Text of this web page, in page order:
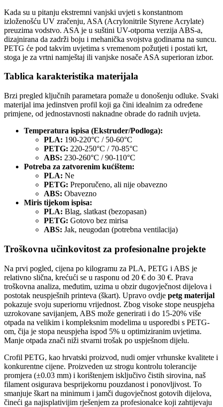
Kada su u pitanju ekstremni vanjski uvjeti s konstantnom
izloženošću UV zračenju, ASA (Acrylonitrile Styrene Acrylate)
preuzima vodstvo. ASA je u suštini UV-otporna verzija ABS-a,
dizajnirana da zadrži boju i mehanička svojstva godinama na suncu.
PETG će pod takvim uvjetima s vremenom požutjeti i postati krt,
stoga je za vrtni namještaj ili vanjske nosače ASA superioran izbor.
Tablica karakteristika materijala
Brzi pregled ključnih parametara pomaže u donošenju odluke. Svaki
materijal ima jedinstven profil koji ga čini idealnim za određene
primjene, od jednostavnosti naknadne obrade do radnih uvjeta.
Temperatura ispisa (Ekstruder/Podloga):
PLA: 190-220°C / 50-60°C
PETG: 220-250°C / 70-85°C
ABS: 230-260°C / 90-110°C
Potreba za zatvorenim kućištem:
PLA: Ne
PETG: Preporučeno, ali nije obavezno
ABS: Obavezno
Miris tijekom ispisa:
PLA: Blag, slatkast (bezopasan)
PETG: Gotovo bez mirisa
ABS: Jak, neugodan (potrebna ventilacija)
Troškovna učinkovitost za profesionalne projekte
Na prvi pogled, cijena po kilogramu za PLA, PETG i ABS je
relativno slična, krećući se u rasponu od 20 € do 30 €. Prava
troškovna analiza, međutim, uzima u obzir dugovječnost dijelova i
postotak neuspješnih printeva (škart). Upravo ovdje petg materijal
pokazuje svoju superiornu vrijednost. Zbog visoke stope neuspjeha
uzrokovane savijanjem, ABS može generirati i do 15-20% više
otpada na velikim i kompleksnim modelima u usporedbi s PETG-
om, čija je stopa neuspjeha ispod 5% u optimiziranim uvjetima.
Manje otpada znači niži stvarni trošak po uspješnom dijelu.
Crofil PETG, kao hrvatski proizvod, nudi omjer vrhunske kvalitete i
konkurentne cijene. Proizveden uz strogu kontrolu tolerancije
promjera (±0.03 mm) i korištenjem isključivo čistih sirovina, naš
filament osigurava besprijekornu pouzdanost i ponovljivost. To
smanjuje škart na minimum i jamči dugovječnost gotovih dijelova,
čineći ga najisplativijim rješenjem za profesionalce koji zahtijevaju